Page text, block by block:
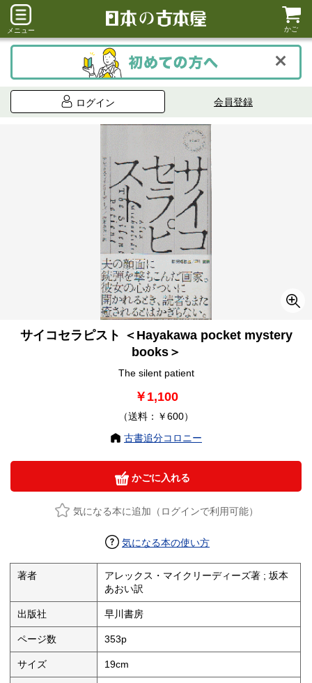
メニュー かご
ログイン 会員登録
サイコセラピスト ＜Hayakawa pocket mystery
books＞
The silent patient
￥1,100
（送料：￥600）
古書追分コロニー
かごに入れる
気になる本に追加（ログインで利用可能）
気になる本の使い方
著者
アレックス・マイクリーディーズ著 ; 坂本
あおい訳
出版社 早川書房
ページ数 353p
サイズ 19cm